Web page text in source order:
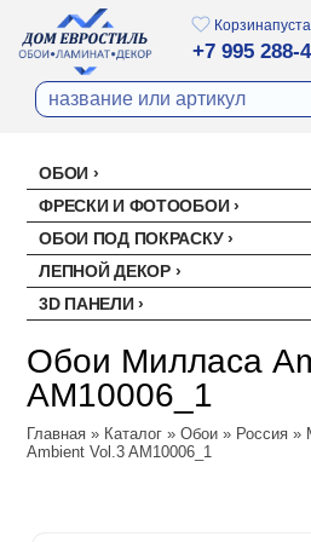
Корзинапуста
+7 995 288-
ОБОИ
Все обои
Палитра
Палитра
Erismann
Erismann
Артекс
Ateliero
Милласа
Ambient
Ambient Vol.2
Ambient Vol.3
ФРЕСКИ И ФОТООБОИ
ОБОИ ПОД ПОКРАСКУ
Стеклохолст малярный
Ремонтный флизелин
ЛЕПНОЙ ДЕКОР
Перфект
3D ПАНЕЛИ
Панели под покраску
Цветные панели
Обои Милласа
AM10006_1
Главная » Каталог »Обои » Россия »
Ambient Vol.3 AM10006_1